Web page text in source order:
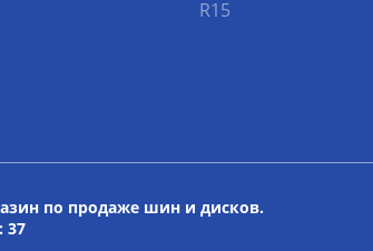
R15
по продаже шин и дисков.
37